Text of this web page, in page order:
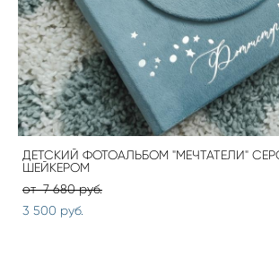
ДЕТСКИЙ ФОТОАЛЬБОМ "МЕЧТАТЕЛИ"
ШЕЙКЕРОМ
от 7 680 pуб.
3 500 pуб.